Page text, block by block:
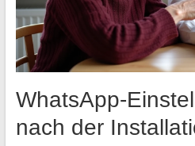
WhatsApp-
nach der